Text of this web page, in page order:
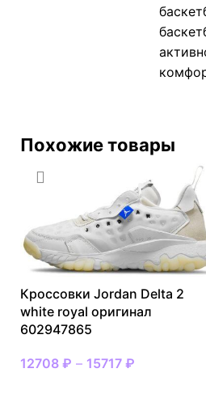
Похожие товары
Кроссовки Jordan Delta 2
white royal оригинал
602947865
12708 ₽ – 15717 ₽